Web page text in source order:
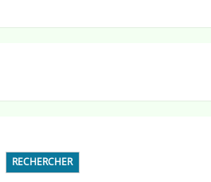
RECHERCHER